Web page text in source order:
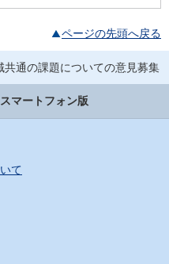
ページの先頭へ戻る
共通の課題についての意見募集
スマートフォン版
て